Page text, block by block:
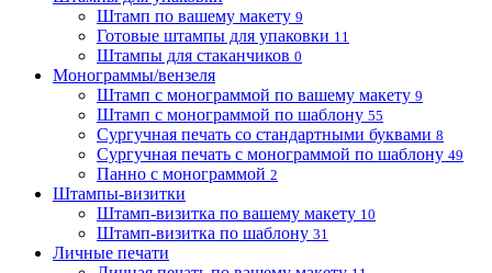
Штамп по вашему макету 9
Готовые штампы для упаковки 11
Штампы для стаканчиков 0
Монограммы/вензеля
Штамп с монограммой по вашему макету 9
Штамп с монограммой по шаблону 55
Сургучная печать со стандартными буквами 8
Сургучная печать с монограммой по шаблону 49
Панно с монограммой 2
Штампы-визитки
Штамп-визитка по вашему макету 10
Штамп-визитка по шаблону 31
Личные печати